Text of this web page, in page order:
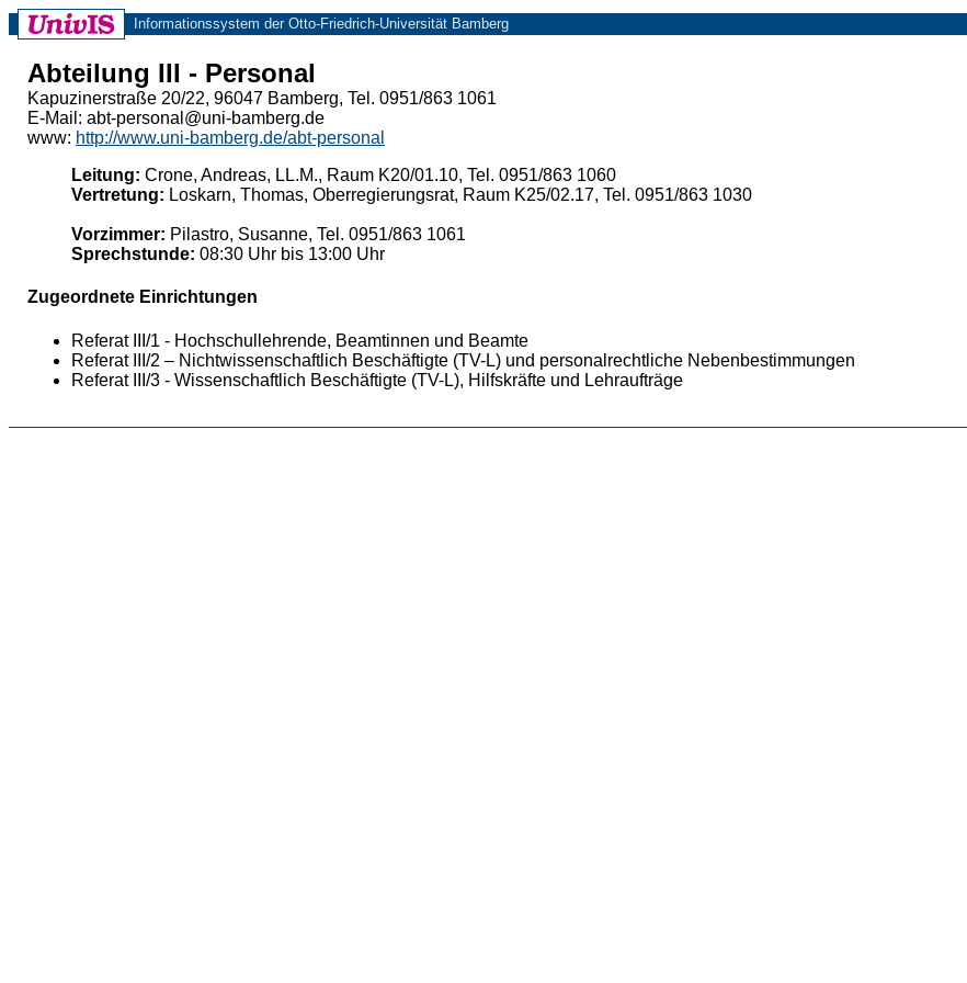
Informationssystem der Otto-Friedrich-Universität Bamberg
Abteilung III - Personal
Kapuzinerstraße 20/22, 96047 Bamberg, Tel. 0951/863 1061
E-Mail: abt-personal@uni-bamberg.de
www: http://www.uni-bamberg.de/abt-personal
Leitung: Crone, Andreas, LL.M., Raum K20/01.10, Tel. 0951/863 1060
Vertretung: Loskarn, Thomas, Oberregierungsrat, Raum K25/02.17, Tel. 0951/863 1030
Vorzimmer: Pilastro, Susanne, Tel. 0951/863 1061
Sprechstunde: 08:30 Uhr bis 13:00 Uhr
Zugeordnete Einrichtungen
Referat III/1 - Hochschullehrende, Beamtinnen und Beamte
Referat III/2 – Nichtwissenschaftlich Beschäftigte (TV-L) und personalrechtliche Nebenbestimmungen
Referat III/3 - Wissenschaftlich Beschäftigte (TV-L), Hilfskräfte und Lehraufträge